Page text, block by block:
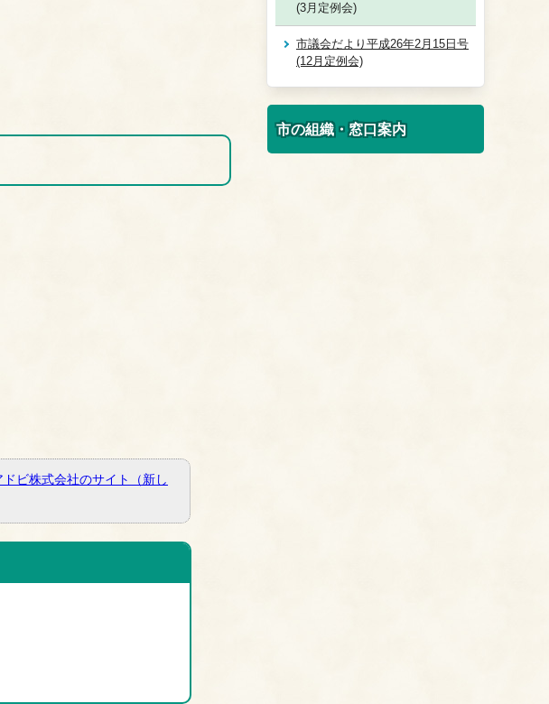
ドビ株式会社のサイト（新し
(3月定例会)
市議会だより平成26年2月15日号
(12月定例会)
市の組織・窓口案内